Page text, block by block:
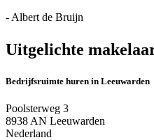
- Albert de Bruijn
Uitgelichte
Bedrijfsruimte huren in Leeuwarden
Poolsterweg 3
8938 AN Leeuwarden
Nederland